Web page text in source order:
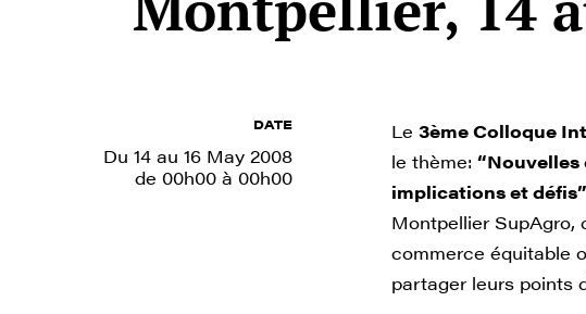
DATE
Du 14 au 16 May 2008
de 00h00 à 00h00
Le 3ème Colloque
le thème: “Nouvelles
implications et défis”
Montpellier SupAgro,
commerce équitable
partager leurs points